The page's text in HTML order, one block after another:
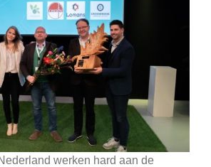
werken hard aan de